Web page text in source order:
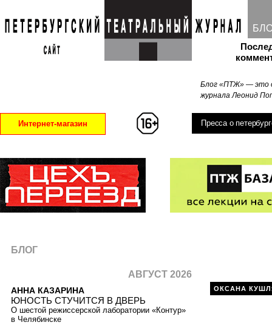
Блог «ПТЖ» — это
журнала Леонид
Интернет-магазин Пресса о
ОКСАНА
БЛОГ
АВГУСТ 2026
АННА КАЗАРИНА
ЮНОСТЬ СТУЧИТСЯ В ДВЕРЬ
О шестой режиссерской лаборатории «Контур»
в Челябинске